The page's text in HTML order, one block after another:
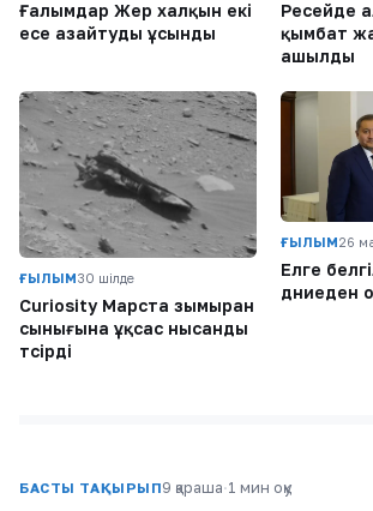
Ғалымдар Жер халқын екі
есе азайтуды ұсынды
Ресейде
қымбат
ашылды
ҒЫЛЫМ30 шілде
Curiosity Марста зымыран
сынығына ұқсас нысанды
түсірді
ҒЫЛЫМ26
Елге
дүниеден
БАСТЫ ТАҚЫРЫП9 қараша·1 мин оқу